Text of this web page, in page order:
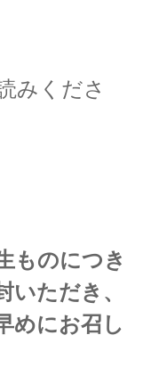
みくださ
ものにつき
いただき、
めにお召し